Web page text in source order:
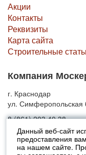
Данный веб-сайт
предоставления
на нашем сайте.
Акции
Контакты
Реквизиты
Карта сайта
Строительные
Компания
г. Краснодар
ул. Симферопольская
8 (861) 203 40 38
© 2010-2026 Москерам
Указанные на сайте